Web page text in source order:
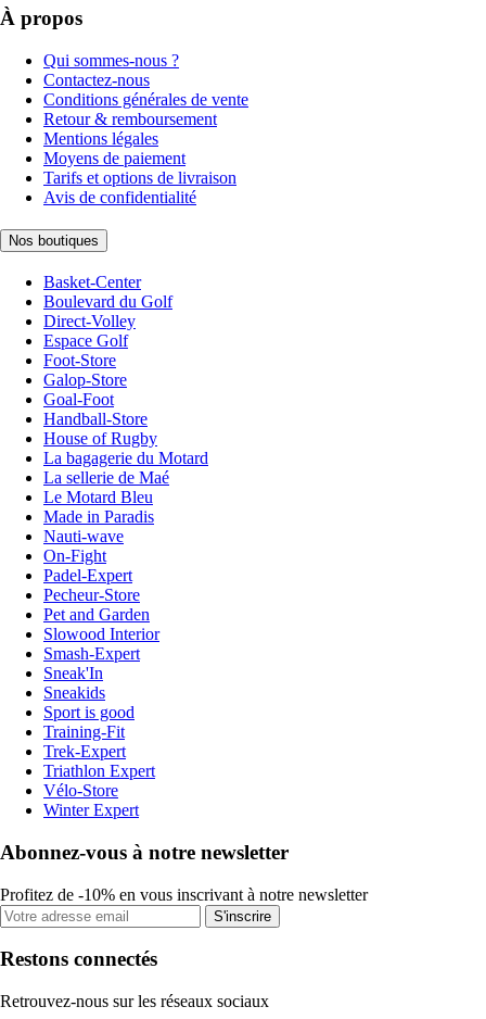
À propos
Qui sommes-nous ?
Contactez-nous
Conditions générales de vente
Retour & remboursement
Mentions légales
Moyens de paiement
Tarifs et options de livraison
Avis de confidentialité
Nos boutiques
Basket-Center
Boulevard du Golf
Direct-Volley
Espace Golf
Foot-Store
Galop-Store
Goal-Foot
Handball-Store
House of Rugby
La bagagerie du Motard
La sellerie de Maé
Le Motard Bleu
Made in Paradis
Nauti-wave
On-Fight
Padel-Expert
Pecheur-Store
Pet and Garden
Slowood Interior
Smash-Expert
Sneak'In
Sneakids
Sport is good
Training-Fit
Trek-Expert
Triathlon Expert
Vélo-Store
Winter Expert
Abonnez-vous à notre newsletter
Profitez de -10% en vous inscrivant à notre newsletter
S'inscrire
Restons connectés
Retrouvez-nous sur les réseaux sociaux